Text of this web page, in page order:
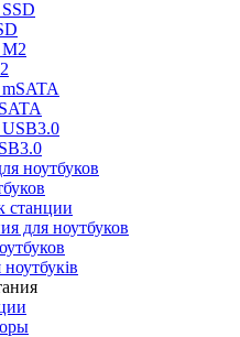
ноутбуков
станции
для ноутбуков